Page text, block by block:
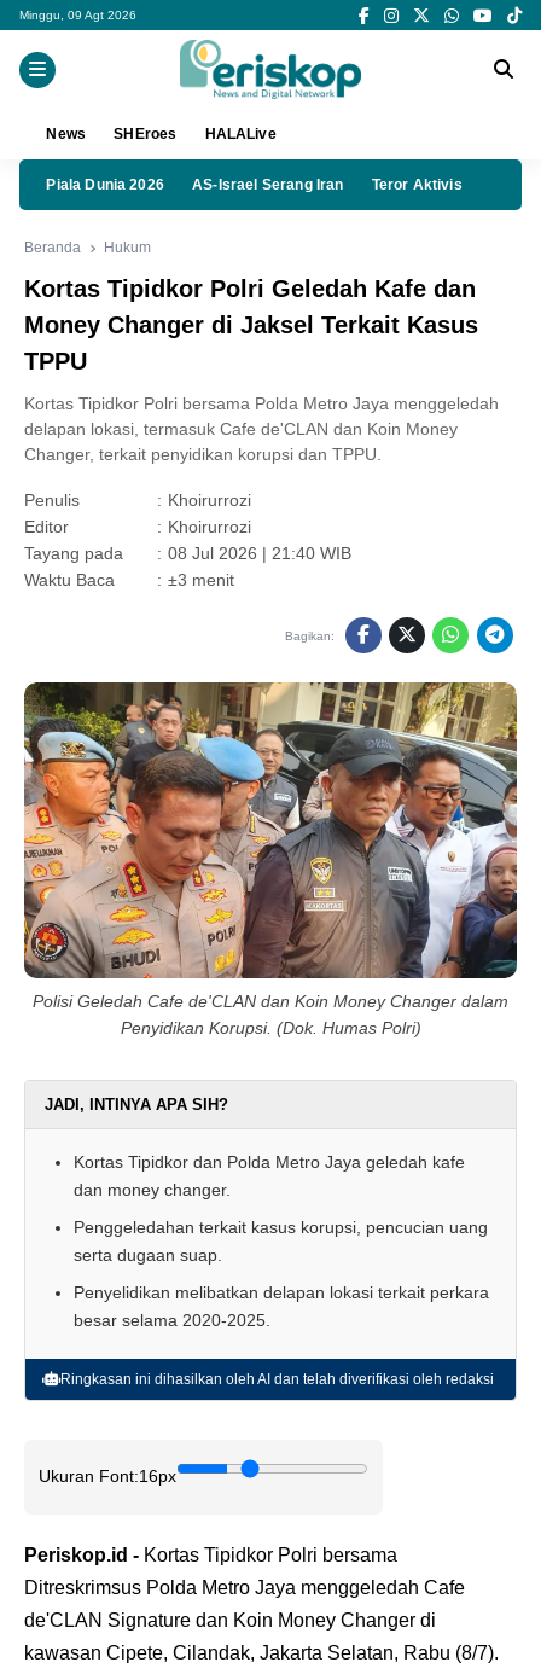
Minggu, 09 Agt 2026
News SHEroes HALALive
Piala Dunia 2026 AS-Israel Serang Iran Teror Aktivis
Beranda Hukum
Kortas Tipidkor Polri Geledah Kafe dan
Money Changer di Jaksel Terkait Kasus
TPPU
Kortas Tipidkor Polri bersama Polda Metro Jaya menggeledah
delapan lokasi, termasuk Cafe de'CLAN dan Koin Money
Changer, terkait penyidikan korupsi dan TPPU.
Penulis : Khoirurrozi
Editor
: Khoirurrozi
Tayang pada
: 08 Jul 2026 | 21:40 WIB
Waktu Baca
: ±3 menit
Bagikan:
Polisi Geledah Cafe de'CLAN dan Koin Money Changer dalam
Penyidikan Korupsi. (Dok. Humas Polri)
JADI, INTINYA APA SIH?
Kortas Tipidkor dan Polda Metro Jaya geledah kafe
dan money changer.
Penggeledahan terkait kasus korupsi, pencucian uang
serta dugaan suap.
Penyelidikan melibatkan delapan lokasi terkait perkara
besar selama 2020-2025.
Ringkasan ini dihasilkan oleh AI dan telah diverifikasi oleh redaksi
Ukuran Font:16px
Periskop.id - Kortas Tipidkor Polri bersama
Ditreskrimsus Polda Metro Jaya menggeledah Cafe
de'CLAN Signature dan Koin Money Changer di
kawasan Cipete, Cilandak, Jakarta Selatan, Rabu (8/7).